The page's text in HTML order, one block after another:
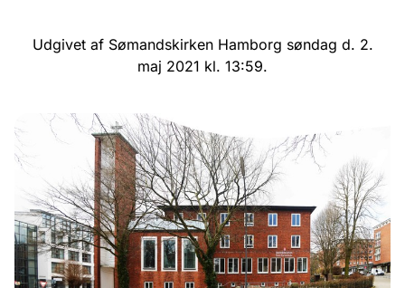
Udgivet af Sømandskirken Hamborg søndag d. 2.
maj 2021 kl. 13:59.